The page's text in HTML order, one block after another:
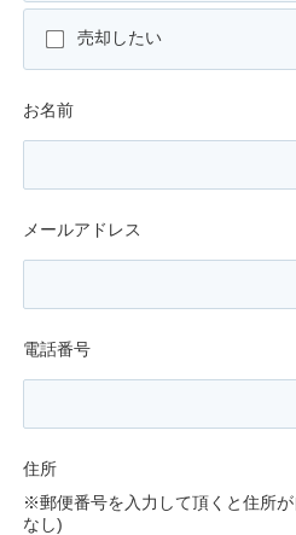
売却したい
お名前
メールアドレス
電話番号
住所
※郵便番号を入力して頂くと住所
なし)